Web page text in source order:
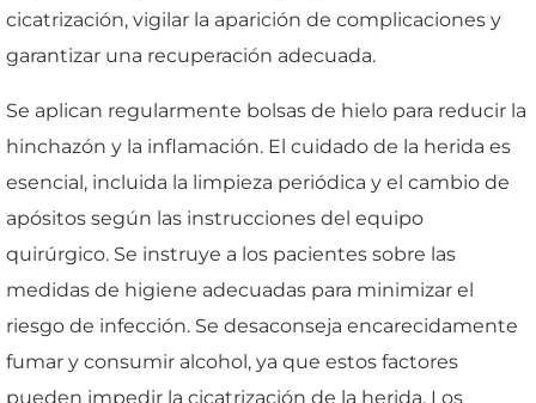
cicatrización, vigilar la aparición de complicaciones y
garantizar una recuperación adecuada.
Se aplican regularmente bolsas de hielo para reducir la
hinchazón y la inflamación. El cuidado de la herida es
esencial, incluida la limpieza periódica y el cambio de
apósitos según las instrucciones del equipo
quirúrgico. Se instruye a los pacientes sobre las
medidas de higiene adecuadas para minimizar el
riesgo de infección. Se desaconseja encarecidamente
fumar y consumir alcohol, ya que estos factores
pueden impedir la cicatrización de la herida. Los